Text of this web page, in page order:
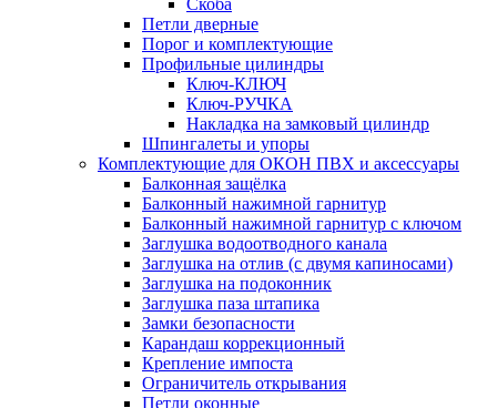
Петли дверные
Порог и комплектующие
Профильные цилиндры
Ключ-КЛЮЧ
Ключ-РУЧКА
Накладка на замковый цилиндр
Шпингалеты и упоры
Комплектующие для ОКОН ПВХ и аксессуары
Балконная защёлка
Балконный нажимной гарнитур
Балконный нажимной гарнитур с ключом
Заглушка водоотводного канала
Заглушка на отлив (с двумя капиносами)
Заглушка на подоконник
Заглушка паза штапика
Замки безопасности
Карандаш коррекционный
Крепление импоста
Ограничитель открывания
Петли оконные